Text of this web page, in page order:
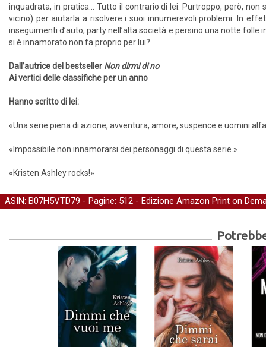
inquadrata, in pratica... Tutto il contrario di lei. Purtroppo, però,
vicino) per aiutarla a risolvere i suoi innumerevoli problemi. In
inseguimenti d’auto, party nell’alta società e persino una notte
si è innamorato non fa proprio per lui?
Dall’autrice del bestseller Non dirmi di no
Ai vertici delle classifiche per un anno
Hanno scritto di lei:
«Una serie piena di azione, avventura, amore, suspence e uomini
«Impossibile non innamorarsi dei personaggi di questa serie.»
«Kristen Ashley rocks!»
ASIN: B07H5VTD79 - Pagine: 512 - Edizione Amazon Print on